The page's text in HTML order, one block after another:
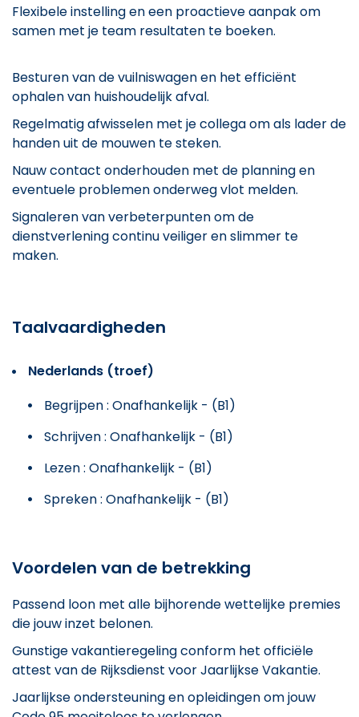
Flexibele instelling en een proactieve aanpak om
samen met je team resultaten te boeken.
Besturen van de vuilniswagen en het efficiënt
ophalen van huishoudelijk afval.
Regelmatig afwisselen met je collega om als lader de
handen uit de mouwen te steken.
Nauw contact onderhouden met de planning en
eventuele problemen onderweg vlot melden.
Signaleren van verbeterpunten om de
dienstverlening continu veiliger en slimmer te
maken.
Taalvaardigheden
Nederlands (troef)
Begrijpen : Onafhankelijk - (B1)
Schrijven : Onafhankelijk - (B1)
Lezen : Onafhankelijk - (B1)
Spreken : Onafhankelijk - (B1)
Voordelen van de betrekking
Passend loon met alle bijhorende wettelijke premies
die jouw inzet belonen.
Gunstige vakantieregeling conform het officiële
attest van de Rijksdienst voor Jaarlijkse Vakantie.
Jaarlijkse ondersteuning en opleidingen om jouw